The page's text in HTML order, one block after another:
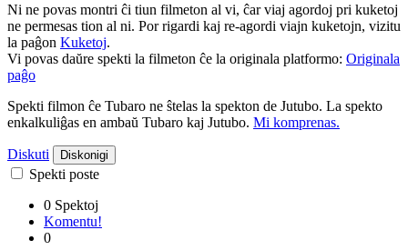
Ni ne povas montri ĉi tiun filmeton al vi, ĉar viaj agordoj pri kuketoj
ne permesas tion al ni. Por rigardi kaj re-agordi viajn kuketojn, vizitu
la paĝon Kuketoj.
Vi povas daŭre spekti la filmeton ĉe la originala platformo: Originala
paĝo
Spekti filmon ĉe Tubaro ne ŝtelas la spekton de Jutubo. La spekto
enkalkuliĝas en ambaŭ Tubaro kaj Jutubo. Mi komprenas.
Diskuti Diskonigi
Spekti poste
0 Spektoj
Komentu!
0